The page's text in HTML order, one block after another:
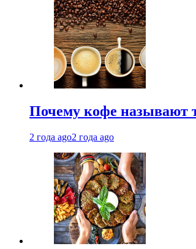
Почему кофе называют
2 года ago2 года ago